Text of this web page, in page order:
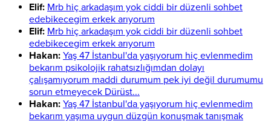
Elif: Mrb hiç arkadaşım yok ciddi bir düzenli sohbet
edebikecegim erkek arıyorum
Elif: Mrb hiç arkadaşım yok ciddi bir düzenli sohbet
edebikecegim erkek arıyorum
Hakan: Yaş 47 İstanbul'da yaşıyorum hiç evlenmedim
bekarım psikolojik rahatsızlığımdan dolayı
çalışamıyorum maddi durumum pek iyi değil durumumu
sorun etmeyecek Dürüst...
Hakan: Yaş 47 İstanbul'da yaşıyorum hiç evlenmedim
bekarım yaşıma uygun düzgün konuşmak tanışmak